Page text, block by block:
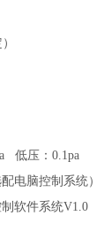
低压：0.1pa
电脑控制系统）
软件系统V1.0